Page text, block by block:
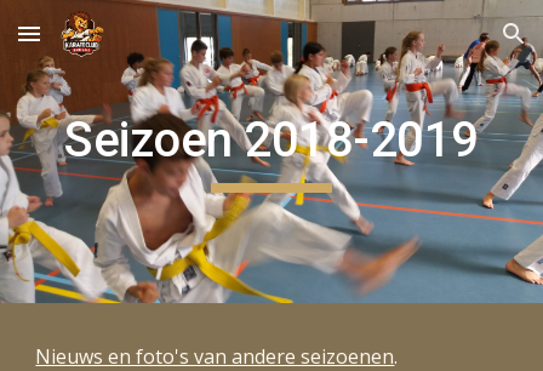
Skip to main content Skip to navigation
Seizoen 2018-2019
Nieuws en foto's van andere seizoenen.